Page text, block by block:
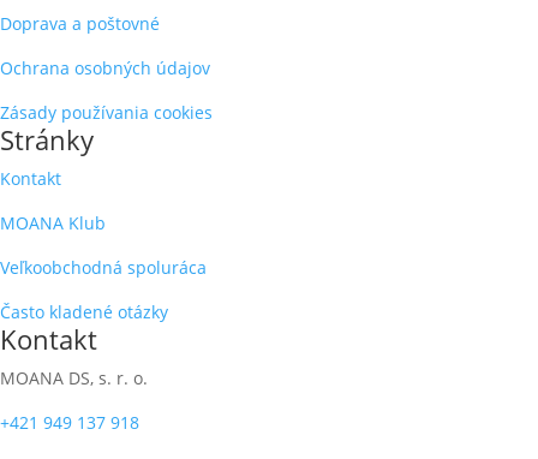
Doprava a poštovné
Ochrana osobných údajov
Zásady používania cookies
Stránky
Kontakt
MOANA Klub
Veľkoobchodná spoluráca
Často kladené otázky
Kontakt
MOANA DS, s. r. o.
+421 949 137 918